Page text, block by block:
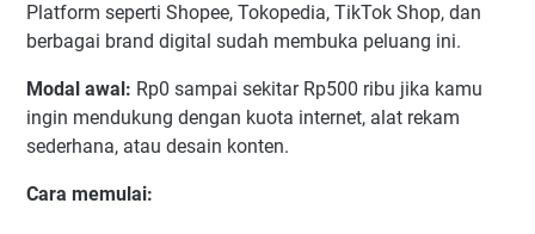
Platform seperti Shopee, Tokopedia, TikTok Shop, dan
berbagai brand digital sudah membuka peluang ini.
Modal awal: Rp0 sampai sekitar Rp500 ribu jika kamu
ingin mendukung dengan kuota internet, alat rekam
sederhana, atau desain konten.
Cara memulai: